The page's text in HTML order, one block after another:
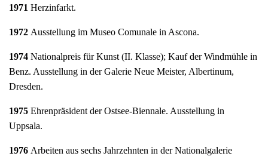
1971 Herzinfarkt.
1972 Ausstellung im Museo Comunale in Ascona.
1974 Nationalpreis für Kunst (II. Klasse); Kauf der Windmühle in
Benz. Ausstellung in der Galerie Neue Meister, Albertinum,
Dresden.
1975 Ehrenpräsident der Ostsee-Biennale. Ausstellung in
Uppsala.
1976 Arbeiten aus sechs Jahrzehnten in der Nationalgalerie